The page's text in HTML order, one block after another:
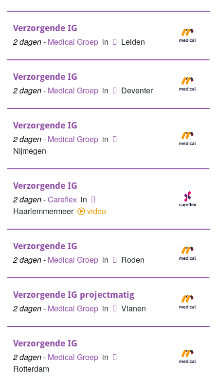
Verzorgende IG
2 dagen- Medical Groep in Leiden
Verzorgende IG
2 dagen- Medical Groep in Deventer
Verzorgende IG
2 dagen- Medical Groep in
Nijmegen
Verzorgende IG
2 dagen-Careflex in
Haarlemmermeer
video
Verzorgende IG
2 dagen- Medical Groep in Roden
Verzorgende IG projectmatig
2 dagen- Medical Groep in Vianen
Verzorgende IG
2 dagen- Medical Groep in
Rotterdam